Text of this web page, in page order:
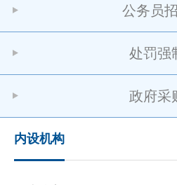
公务员
处罚强
政府采
内设机构